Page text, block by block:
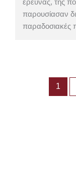
έρευνας, της
παρουσίασαν
παραδοσιακές
1